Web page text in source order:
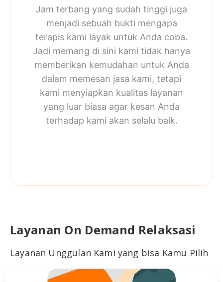
Jam terbang yang sudah tinggi juga
menjadi sebuah bukti mengapa
terapis kami layak untuk Anda coba.
Jadi memang di sini kami tidak hanya
memberikan kemudahan untuk Anda
dalam memesan jasa kami, tetapi
kami menyiapkan kualitas layanan
yang luar biasa agar kesan Anda
terhadap kami akan selalu baik.
Layanan On Demand Relaksasi
Layanan Unggulan Kami yang bisa Kamu Pilih